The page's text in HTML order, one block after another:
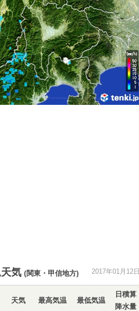
気 (関東・甲信地方) 2017年01月12日
天気 最高気温 最低気温
日積算
降水量